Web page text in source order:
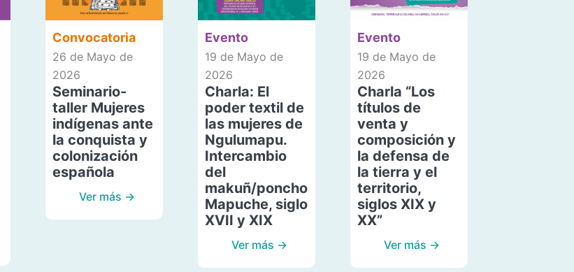
Convocatoria
26 de Mayo de
2026
Seminario-
taller Mujeres
indígenas ante
la conquista y
colonización
española
Ver más →
Evento
19 de Mayo de
2026
Charla: El
poder textil de
las mujeres de
Ngulumapu.
Intercambio
del
makuñ/poncho
Mapuche, siglo
XVII y XIX
Ver más →
Evento
19 de Mayo de
2026
Charla “Los
títulos de
venta y
composición y
la defensa de
la tierra y el
territorio,
siglos XIX y
XX”
Ver más →